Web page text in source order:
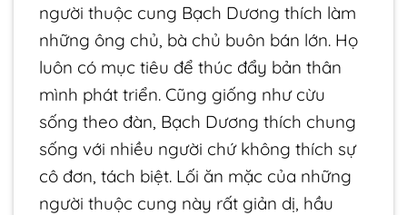
người thuộc cung Bạch Dương thích làm
những ông chủ, bà chủ buôn bán lớn. Họ
luôn có mục tiêu để thúc đẩy bản thân
mình phát triển. Cũng giống như cừu
sống theo đàn, Bạch Dương thích chung
sống với nhiều người chứ không thích sự
cô đơn, tách biệt. Lối ăn mặc của những
người thuộc cung này rất giản dị, hầu